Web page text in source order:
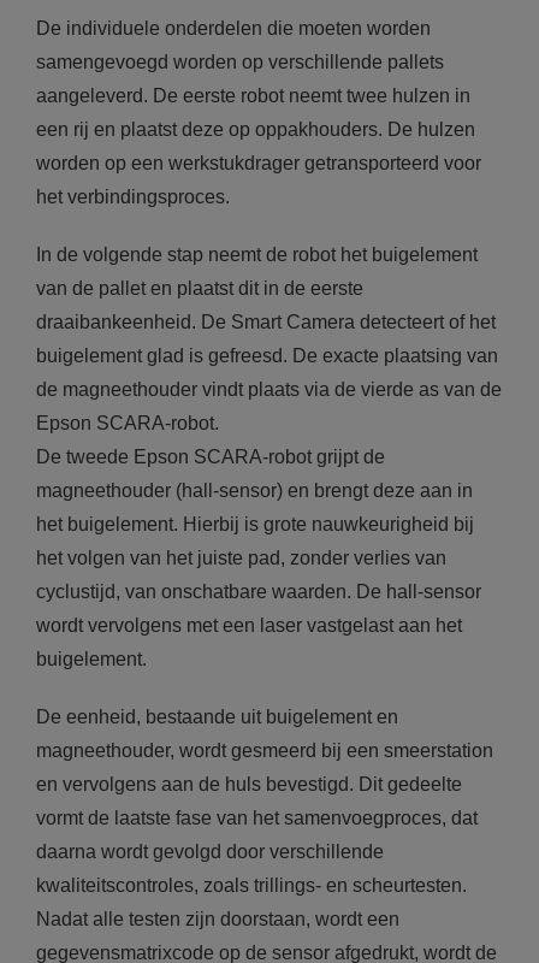
De individuele onderdelen die moeten worden
samengevoegd worden op verschillende pallets
aangeleverd. De eerste robot neemt twee hulzen in
een rij en plaatst deze op oppakhouders. De hulzen
worden op een werkstukdrager getransporteerd voor
het verbindingsproces.
In de volgende stap neemt de robot het buigelement
van de pallet en plaatst dit in de eerste
draaibankeenheid. De Smart Camera detecteert of het
buigelement glad is gefreesd. De exacte plaatsing van
de magneethouder vindt plaats via de vierde as van de
Epson SCARA-robot.
De tweede Epson SCARA-robot grijpt de
magneethouder (hall-sensor) en brengt deze aan in
het buigelement. Hierbij is grote nauwkeurigheid bij
het volgen van het juiste pad, zonder verlies van
cyclustijd, van onschatbare waarden. De hall-sensor
wordt vervolgens met een laser vastgelast aan het
buigelement.
De eenheid, bestaande uit buigelement en
magneethouder, wordt gesmeerd bij een smeerstation
en vervolgens aan de huls bevestigd. Dit gedeelte
vormt de laatste fase van het samenvoegproces, dat
daarna wordt gevolgd door verschillende
kwaliteitscontroles, zoals trillings- en scheurtesten.
Nadat alle testen zijn doorstaan, wordt een
gegevensmatrixcode op de sensor afgedrukt, wordt de